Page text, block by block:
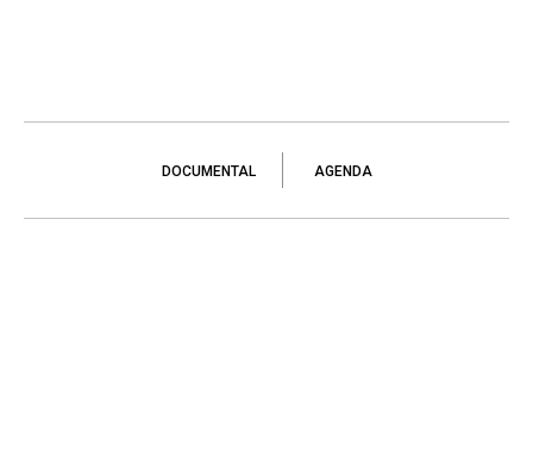
DOCUMENTAL AGENDA